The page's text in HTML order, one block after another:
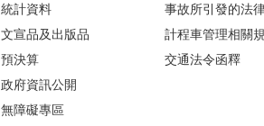
統計資料
文宣品及出版品
預決算
政府資訊公開
無障礙專區
事故所引發的法
計程車管理相關
交通法令函釋